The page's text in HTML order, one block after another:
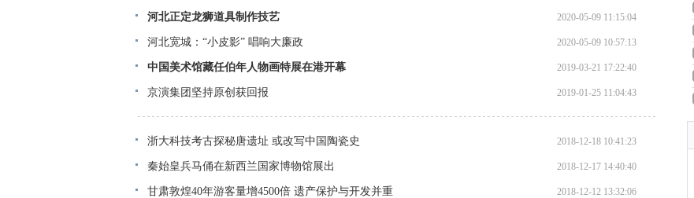
河北正定龙狮道具制作技艺 2020-05-09 11:15:04
河北宽城：“小皮影” 唱响大廉政 2020-05-09 10:57:13
中国美术馆藏任伯年人物画特展在港开幕 2019-03-21 17:22:40
京演集团坚持原创获回报 2019-01-25 11:04:43
浙大科技考古探秘唐遗址 或改写中国陶瓷史 2018-12-18 10:41:23
秦始皇兵马俑在新西兰国家博物馆展出 2018-12-17 14:40:40
甘肃敦煌40年游客量增4500倍 遗产保护与开发并重 2018-12-12 13:32:06